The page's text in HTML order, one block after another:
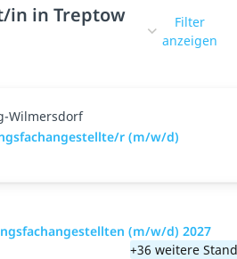
in in Treptow
Filter
anzeigen
Wilmersdorf
r (m/w/d)
(m/w/d) 2027
+36 weitere